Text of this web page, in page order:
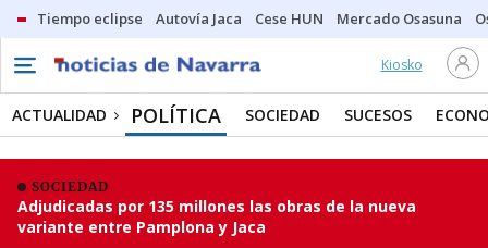
Tiempo eclipse Autovía Jaca Cese HUN Mercado Osasuna
Kiosko
ACTUALIDAD POLÍTICA SOCIEDAD SUCESOS
SOCIEDAD
Adjudicadas por 135 millones las obras de la nueva
variante entre Pamplona y Jaca